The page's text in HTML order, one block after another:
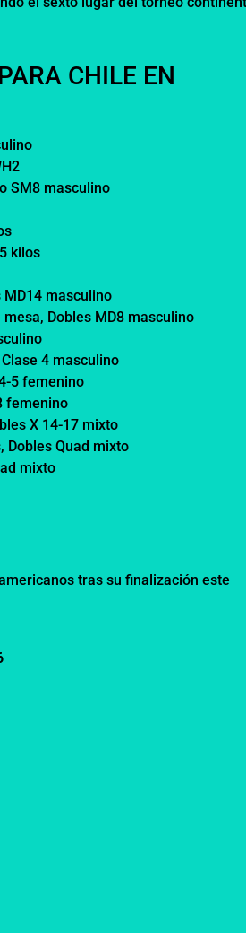
CHILE EN
SM8 masculino
kilos
MD14 masculino
Dobles MD8 masculino
4 masculino
5 femenino
femenino
X 14-17 mixto
Dobles Quad mixto
mixto
tras su finalización este